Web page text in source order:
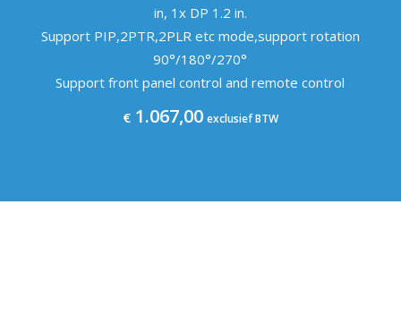
in, 1x DP 1.2 in.
Support PIP,2PTR,2PLR etc mode,support rotation
90°/180°/270°
Support front panel control and remote control
€1.067,00 exclusief BTW